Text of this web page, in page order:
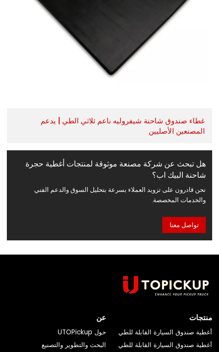
غطاء صندوق شاحنة شيفروليه ناعم ثلاثي الطي | يدعم
المصنعين الأصليين
هل تبحث عن شركة مصنعة موثوقة لمنتجات أغطية حجرة
شاحنة البيك اب؟
نحن قادرون على تزويد العملاء بسرعة بتحليل السوق والدعم الفني
والخدمات المخصصة.
تواصل معنا
منتجات
أغطية صندوق السيارة القابلة للطي
أغطية صندوق السيارة القابلة للطي
عن
حول UTOPickup
البحث والتطوير والتصنيع